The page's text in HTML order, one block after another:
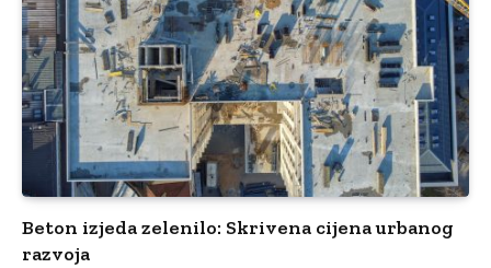
Beton izjeda zelenilo: Skrivena cijena urbanog
razvoja